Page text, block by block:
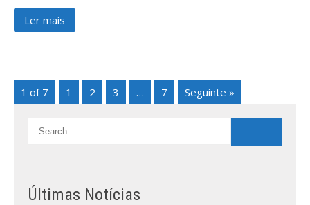
Ler mais
1 of 7 1 2 3 … 7 Seguinte »
Últimas Notícias